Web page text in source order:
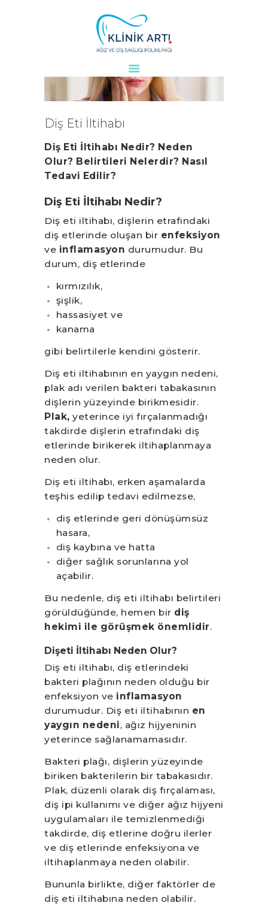
ANASAYFA
KURUMSAL
TEDAVILER
VAKALAR
KVKK
AYDINLATMA
METNI
BLOG
KLINIĞIMIZ
İLETIŞIM
Diş Eti İltihabı
Diş Eti İltihabı Nedir? Neden
Olur? Belirtileri Nelerdir? Nasıl
Tedavi Edilir?
Diş Eti İltihabı Nedir?
Diş eti iltihabı, dişlerin etrafındaki
diş etlerinde oluşan bir enfeksiyon
ve inflamasyon durumudur. Bu
durum, diş etlerinde
kırmızılık,
şişlik,
hassasiyet ve
kanama
gibi belirtilerle kendini gösterir.
Diş eti iltihabının en yaygın nedeni,
plak adı verilen bakteri tabakasının
dişlerin yüzeyinde birikmesidir.
Plak, yeterince iyi fırçalanmadığı
takdirde dişlerin etrafındaki diş
etlerinde birikerek iltihaplanmaya
neden olur.
Diş eti iltihabı, erken aşamalarda
teşhis edilip tedavi edilmezse,
diş etlerinde geri dönüşümsüz
hasara,
diş kaybına ve hatta
diğer sağlık sorunlarına yol
açabilir.
Bu nedenle, diş eti iltihabı belirtileri
görüldüğünde, hemen bir diş
hekimi ile görüşmek önemlidir.
Dişeti İltihabı Neden Olur?
Diş eti iltihabı, diş etlerindeki
bakteri plağının neden olduğu bir
enfeksiyon ve inflamasyon
durumudur. Diş eti iltihabının en
yaygın nedeni, ağız hijyeninin
yeterince sağlanamamasıdır.
Bakteri plağı, dişlerin yüzeyinde
biriken bakterilerin bir tabakasıdır.
Plak, düzenli olarak diş fırçalaması,
diş ipi kullanımı ve diğer ağız hijyeni
uygulamaları ile temizlenmediği
takdirde, diş etlerine doğru ilerler
ve diş etlerinde enfeksiyona ve
iltihaplanmaya neden olabilir.
Bununla birlikte, diğer faktörler de
diş eti iltihabına neden olabilir.